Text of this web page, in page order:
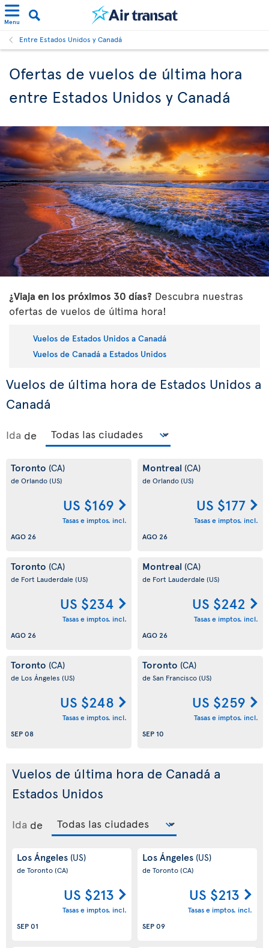
Menu
Entre Estados Unidos y Canadá
Ofertas de vuelos de última hora
entre Estados Unidos y Canadá
¿Viaja en los próximos 30 días? Descubra nuestras
ofertas de vuelos de última hora!
Vuelos de Estados Unidos a Canadá
Vuelos de Canadá a Estados Unidos
Vuelos de última hora de Estados Unidos a
Canadá
Ida de
Toronto (CA)
de Orlando(US)
US $169
Tasas e imptos. incl.
AGO 26
Montreal (CA)
de Orlando(US)
US $177
Tasas e imptos. incl.
AGO 26
Toronto (CA)
de Fort Lauderdale (US)
US $234
Tasas e imptos. incl.
AGO 26
Montreal (CA)
de Fort Lauderdale (US)
US $242
Tasas e imptos. incl.
AGO 26
Toronto (CA)
de Los Ángeles (US)
US $248
Tasas e imptos. incl.
SEP 08
Toronto (CA)
de San Francisco(US)
US $259
Tasas e imptos. incl.
SEP 10
Vuelos de última hora de Canadá a
Estados Unidos
Ida de
Los Ángeles (US)
de Toronto(CA)
US $213
Tasas e imptos. incl.
SEP 01
Los Ángeles (US)
de Toronto(CA)
US $213
Tasas e imptos. incl.
SEP 09